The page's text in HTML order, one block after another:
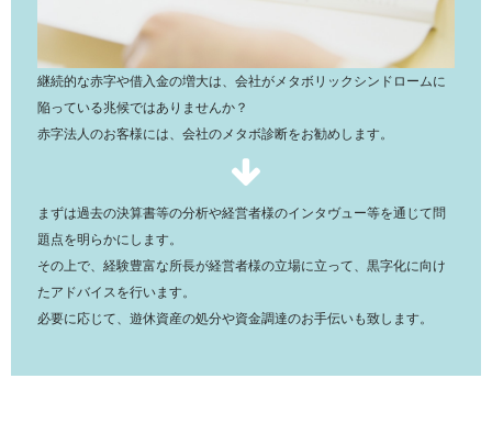
継続的な赤字や借入金の増大は、会社がメタボリックシンドロームに
陥っている兆候ではありませんか？
赤字法人のお客様には、会社のメタボ診断をお勧めします。
まずは過去の決算書等の分析や経営者様のインタヴュー等を通じて問
題点を明らかにします。
その上で、経験豊富な所長が経営者様の立場に立って、黒字化に向け
たアドバイスを行います。
必要に応じて、遊休資産の処分や資金調達のお手伝いも致します。